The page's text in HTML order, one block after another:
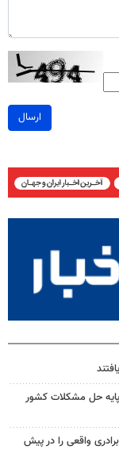
ارسال
حل مشکلات کشور
واقعی را در پیش